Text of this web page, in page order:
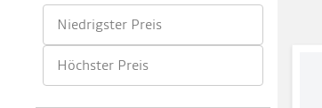
Niedrigster Preis
Höchster Preis